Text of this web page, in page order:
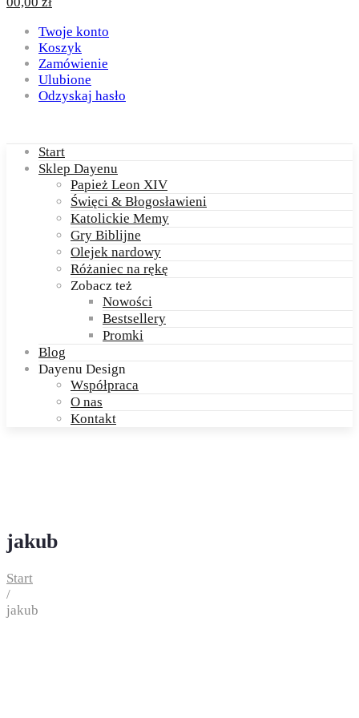
Twoje konto
Koszyk
Zamówienie
Ulubione
Odzyskaj hasło
Start
Sklep Dayenu
Papież Leon XIV
Święci & Błogosławieni
Katolickie Memy
Gry Biblijne
Olejek nardowy
Różaniec na rękę
Zobacz też
Nowości
Bestsellery
Promki
Blog
Dayenu Design
Współpraca
O nas
Kontakt
jakub
Start
/
jakub